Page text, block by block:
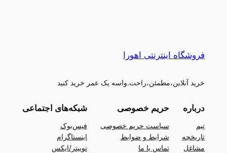
فروشگاه اینترنتی اهورا
خرید آنلاین،مطمئن،راحت.واسه یک عمر خرید کنید
درباره
تیم
تاریخچه
مشاغل
حریم خصوصی
سیاست حریم خصوصی
شرایط و ضوابط
تماس با ما
شبکه‌های اجتماعی
فیس‌بوک
اینستاگرام
توییتر/ایکس